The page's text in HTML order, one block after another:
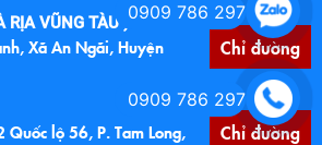
VŨNG TÀU )
Xã An Ngãi, Huyện
Chỉ đường
lộ 56, P. Tam Long,
Chỉ đường
0909 786 297
0909 786 297